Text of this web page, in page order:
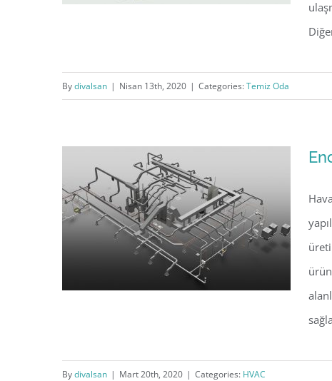
Taşınabilir Karantina Temiz
Odası (Portable Quarantine
Bydivalsan | Nisan 13th, 2020 | Categories:Temiz Oda
Endüstriyel Havalandırma
Bydivalsan | Mart 20th, 2020 | Categories: HVAC